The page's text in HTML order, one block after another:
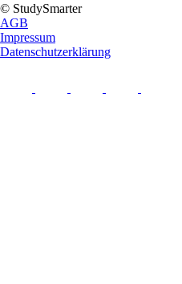
© StudySmarter
AGB
Impressum
Datenschutzerklärung